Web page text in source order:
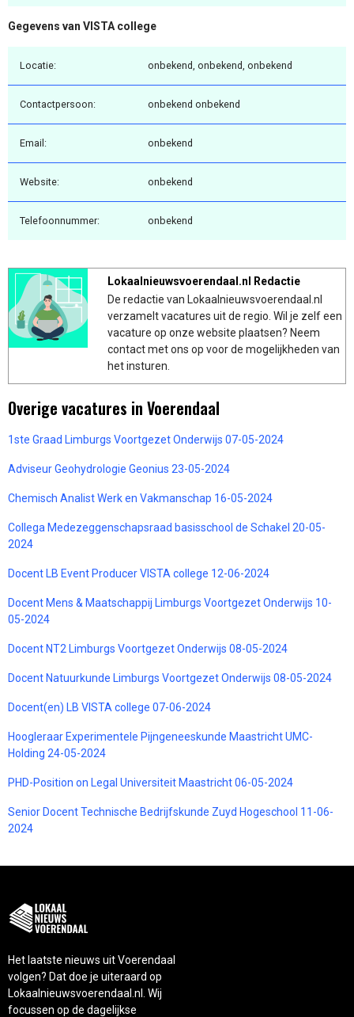
Gegevens van VISTA college
Locatie: onbekend, onbekend, onbekend
Contactpersoon: onbekend onbekend
Email: onbekend
Website: onbekend
Telefoonnummer: onbekend
Lokaalnieuwsvoerendaal.nl Redactie
De redactie van Lokaalnieuwsvoerendaal.nl
verzamelt vacatures uit de regio. Wil je zelf een
vacature op onze website plaatsen? Neem
contact met ons op voor de mogelijkheden van
het insturen.
Overige vacatures in Voerendaal
1ste Graad Limburgs Voortgezet Onderwijs 07-05-2024
Adviseur Geohydrologie Geonius 23-05-2024
Chemisch Analist Werk en Vakmanschap 16-05-2024
Collega Medezeggenschapsraad basisschool de Schakel 20-05-
2024
Docent LB Event Producer VISTA college 12-06-2024
Docent Mens & Maatschappij Limburgs Voortgezet Onderwijs 10-
05-2024
Docent NT2 Limburgs Voortgezet Onderwijs 08-05-2024
Docent Natuurkunde Limburgs Voortgezet Onderwijs 08-05-2024
Docent(en) LB VISTA college 07-06-2024
Hoogleraar Experimentele Pijngeneeskunde Maastricht UMC-
Holding 24-05-2024
PHD-Position on Legal Universiteit Maastricht 06-05-2024
Senior Docent Technische Bedrijfskunde Zuyd Hogeschool 11-06-
2024
Het laatste nieuws uit Voerendaal
volgen? Dat doe je uiteraard op
Lokaalnieuwsvoerendaal.nl. Wij
focussen op de dagelijkse